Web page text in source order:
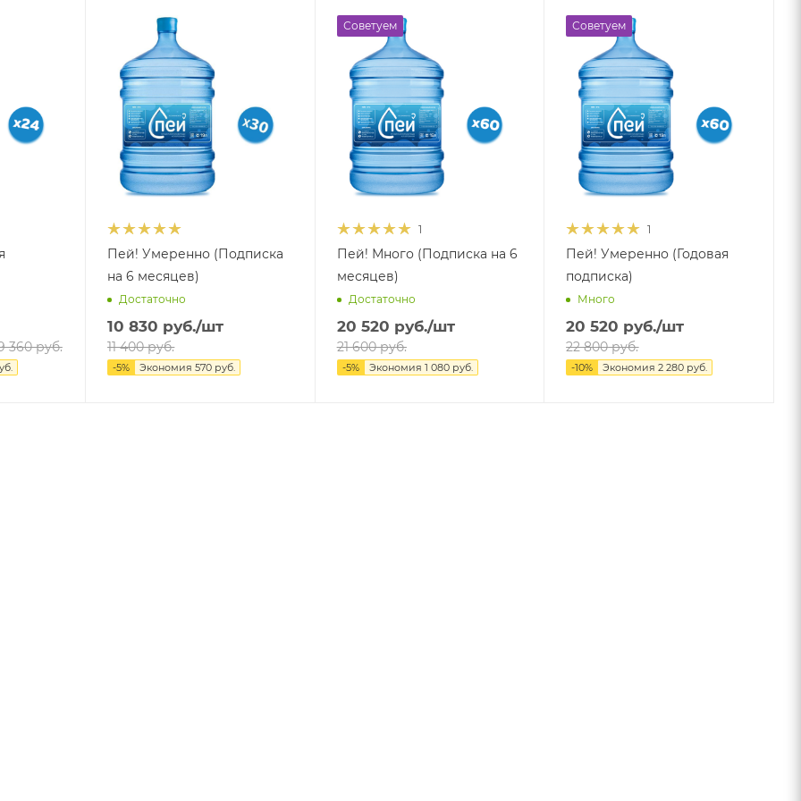
360руб.
Пей! Умеренно (Подписка
на 6 месяцев)
Достаточно
10 830 руб./шт
11 400руб.
-5% Экономия 570 руб.
Советуем
1
Пей! Много (Подписка на 6
месяцев)
Достаточно
20 520 руб./шт
21 600руб.
-5% Экономия 1 080руб.
Советуем
1
Пей! Умеренно (Годовая
подписка)
Много
20 520 руб./шт
22 800руб.
-10% Экономия 2 280 руб.